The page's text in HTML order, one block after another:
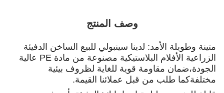
وصف المنتج
متينة وطويلة الأمد: لدينا سينبولي للبيع الساخن الدفيئة
الزراعية الأفلام البلاستيكية مصنوعة من مادة PE عالية
الجودة،ضمان مقاومة قوية للغاية لظروف بيئية
مختلفةكما طلب من قبل عملائنا القيمة.